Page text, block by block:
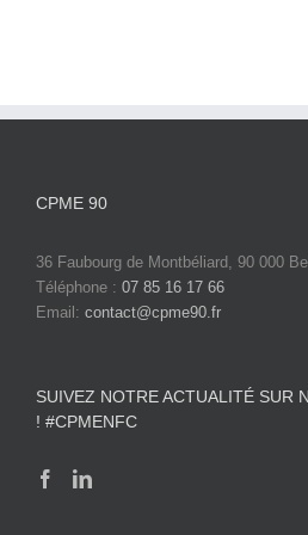
CPME 90
36 Faubourg de Montbéliard, 90 000
Téléphone : 07 85 16 17 66
Email: contact@cpme90.fr
SUIVEZ NOTRE ACTUALITÉ SUR
! #CPMENFC